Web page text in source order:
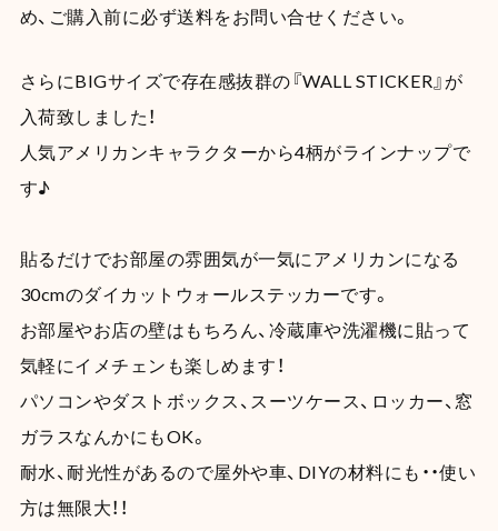
め、ご購入前に必ず送料をお問い合せください。
さらにBIGサイズで存在感抜群の『WALL STICKER』が
入荷致しました！
人気アメリカンキャラクターから4柄がラインナップで
す♪
貼るだけでお部屋の雰囲気が一気にアメリカンになる
30cmのダイカットウォールステッカーです。
お部屋やお店の壁はもちろん、冷蔵庫や洗濯機に貼って
気軽にイメチェンも楽しめます！
パソコンやダストボックス、スーツケース、ロッカー、窓
ガラスなんかにもOK。
耐水、耐光性があるので屋外や車、DIYの材料にも・・使い
方は無限大！！